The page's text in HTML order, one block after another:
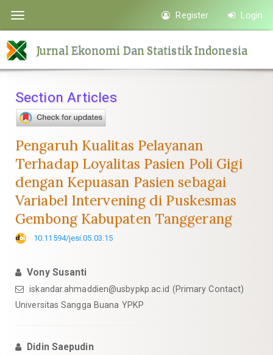
to
page
content
Navigation
Main
Sidebar
Toggle
Register Login
Jurnal Ekonomi Dan Statistik Indonesia
Section Articles
Pengaruh Kualitas Pelayanan
Terhadap Loyalitas Pasien Poli Gigi
dengan Kepuasan Pasien sebagai
Variabel Intervening di Puskesmas
Gembong Kabupaten Tanggerang
10.11594/jesi.05.03.15
Vony Susanti
iskandar.ahmaddien@usbypkp.ac.id (Primary Contact)
Universitas Sangga Buana YPKP
Didin Saepudin